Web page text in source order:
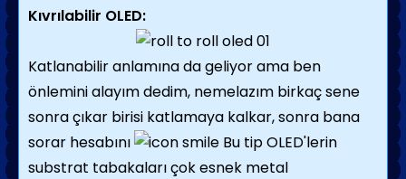
Kıvrılabilir OLED:
Katlanabilir anlamına da geliyor ama ben
önlemini alayım dedim, nemelazım birkaç sene
sonra çıkar birisi katlamaya kalkar, sonra bana
sorar hesabını
Bu tip OLED'lerin
substrat tabakaları çok esnek metal